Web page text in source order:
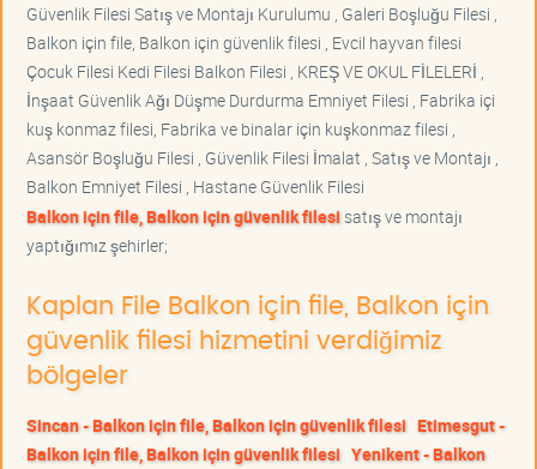
Güvenlik Filesi Satış ve Montajı Kurulumu , Galeri Boşluğu Filesi ,
Balkon için file, Balkon için güvenlik filesi , Evcil hayvan filesi
Çocuk Filesi Kedi Filesi Balkon Filesi , KREŞ VE OKUL FİLELERİ ,
İnşaat Güvenlik Ağı Düşme Durdurma Emniyet Filesi , Fabrika içi
kuş konmaz filesi, Fabrika ve binalar için kuşkonmaz filesi ,
Asansör Boşluğu Filesi , Güvenlik Filesi İmalat , Satış ve Montajı ,
Balkon Emniyet Filesi , Hastane Güvenlik Filesi
Balkon için file, Balkon için güvenlik filesisatış ve montajı
yaptığımız şehirler;
Kaplan File Balkon için file, Balkon için
güvenlik filesi hizmetini verdiğimiz
bölgeler
Sincan - Balkon için file, Balkon için güvenlik filesi Etimesgut -
Balkon için file, Balkon için güvenlik filesi Yenikent - Balkon